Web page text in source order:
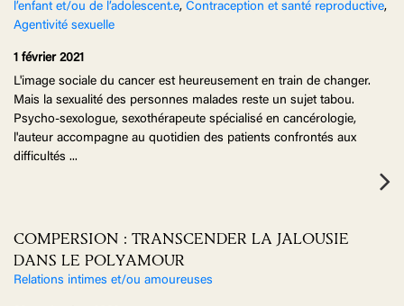
l’enfant et/ou de l’adolescent.e, Contraception et santé reproductive,
Agentivité sexuelle
1 février 2021
L'image sociale du cancer est heureusement en train de changer.
Mais la sexualité des personnes malades reste un sujet tabou.
Psycho-sexologue, sexothérapeute spécialisé en cancérologie,
l'auteur accompagne au quotidien des patients confrontés aux
difficultés ...
COMPERSION : TRANSCENDER LA JALOUSIE
DANS LE POLYAMOUR
Relations intimes et/ou amoureuses